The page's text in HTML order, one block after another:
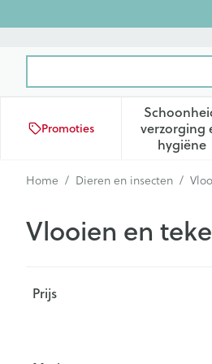
Promoties
verzorging
hygiëne
Home / Dieren en insecten /
Vlooien en
Prijs